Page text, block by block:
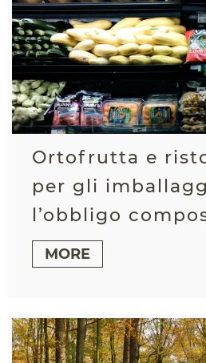
Ortofrutta e
per gli
l’obbligo
MORE